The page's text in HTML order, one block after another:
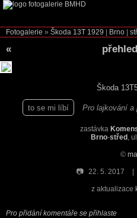
Fotogalerie » Škoda 13T 1929 Brno
«
Škoda
to se mi líbí Pro lajkování a
zastávka
Brno-střed ,
©
📷 22. 5. 2017
z aktualizace
Pro přidání komentáře se přihlaste